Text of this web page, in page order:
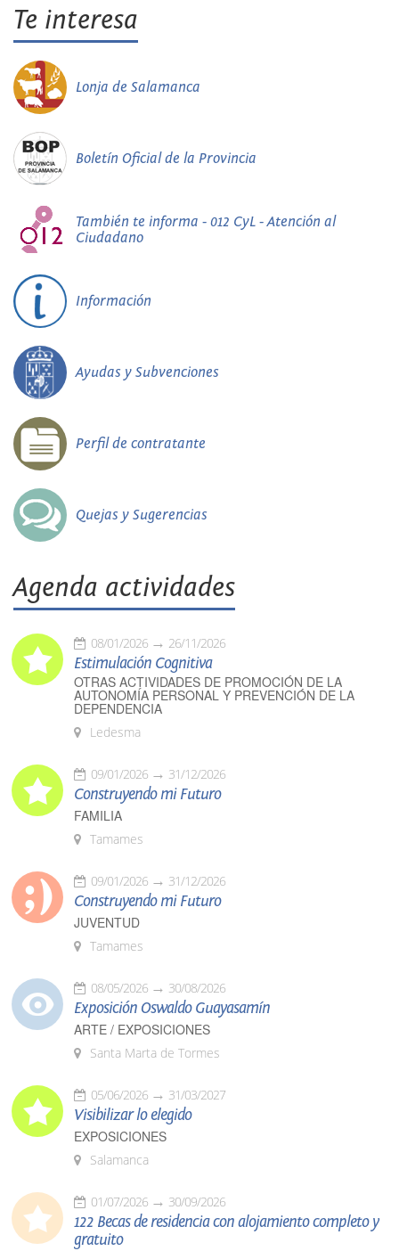
Te interesa
Lonja de Salamanca
Boletín Oficial de la Provincia
También te informa - 012 CyL - Atención al
Ciudadano
Información
Ayudas y Subvenciones
Perfil de contratante
Quejas y Sugerencias
Agenda actividades
08/01/2026 26/11/2026
Estimulación Cognitiva
OTRAS ACTIVIDADES DE PROMOCIÓN DE LA
AUTONOMÍA PERSONAL Y PREVENCIÓN DE LA
DEPENDENCIA
Ledesma
09/01/2026 31/12/2026
Construyendo mi Futuro
FAMILIA
Tamames
09/01/2026 31/12/2026
Construyendo mi Futuro
JUVENTUD
Tamames
08/05/2026 30/08/2026
Exposición Oswaldo Guayasamín
ARTE / EXPOSICIONES
Santa Marta de Tormes
05/06/2026 31/03/2027
Visibilizar lo elegido
EXPOSICIONES
Salamanca
01/07/2026 30/09/2026
122 Becas de residencia con alojamiento completo y
gratuito